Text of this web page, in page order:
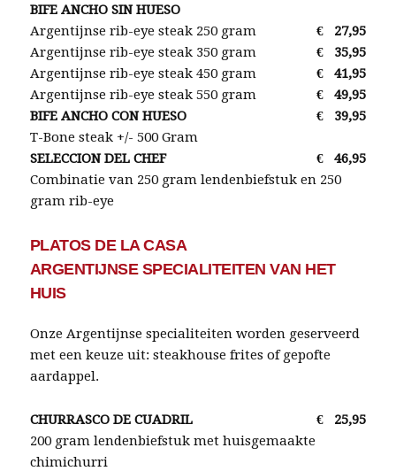
BIFE ANCHO SIN HUESO
Argentijnse rib-eye steak 250 gram
€
27,95
Argentijnse rib-eye steak 350 gram
€
35,95
Argentijnse rib-eye steak 450 gram
€
41,95
Argentijnse rib-eye steak 550 gram
€
49,95
BIFE ANCHO CON HUESO
€
39,95
T-Bone steak +/- 500 Gram
SELECCION DEL CHEF
€
46,95
Combinatie van 250 gram lendenbiefstuk en 250
gram rib-eye
PLATOS DE LA CASA
ARGENTIJNSE SPECIALITEITEN VAN HET
HUIS
Onze Argentijnse specialiteiten worden geserveerd
met een keuze uit: steakhouse frites of gepofte
aardappel.
CHURRASCO DE CUADRIL €
25,95
200 gram lendenbiefstuk met huisgemaakte
chimichurri